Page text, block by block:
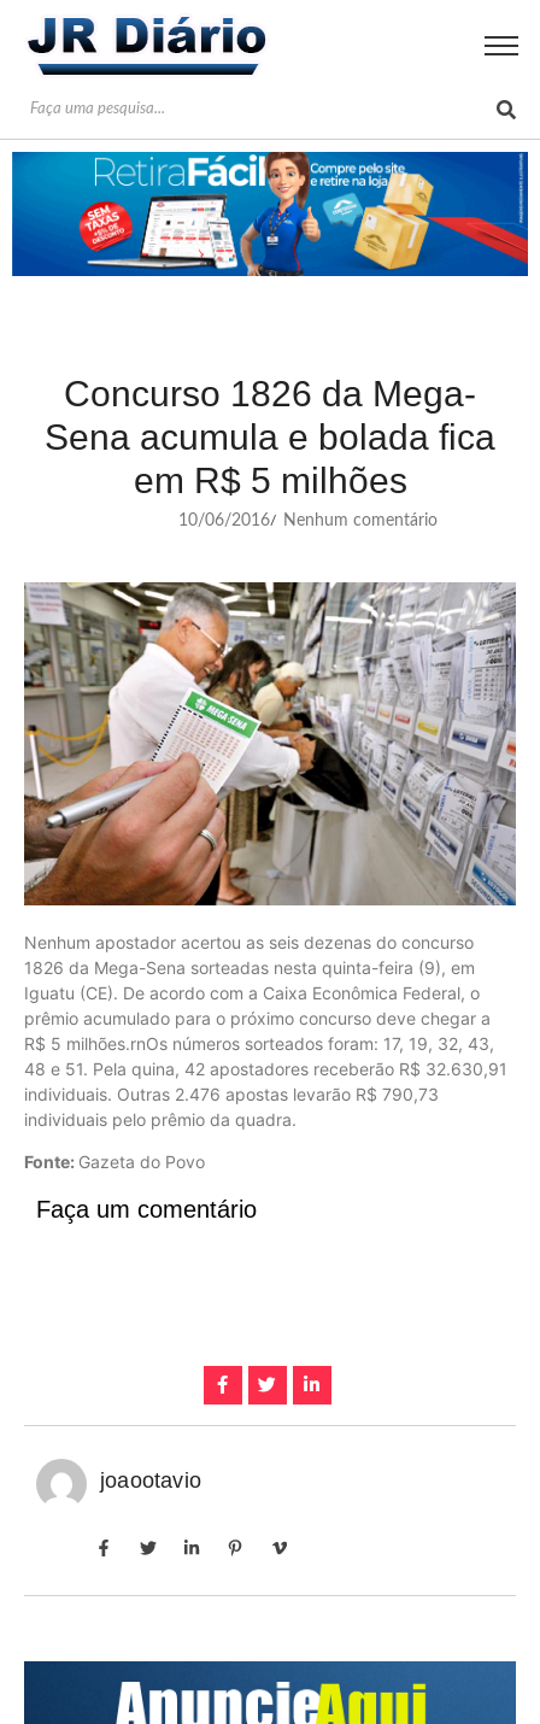
Concurso 1826 da Mega-
Sena acumula e bolada fica
em R$ 5 milhões
10/06/2016/ Nenhum comentário
Nenhum apostador acertou as seis dezenas do concurso
1826 da Mega-Sena sorteadas nesta quinta-feira (9), em
Iguatu (CE). De acordo com a Caixa Econômica Federal, o
prêmio acumulado para o próximo concurso deve chegar a
R$ 5 milhões.rnOs números sorteados foram: 17, 19, 32, 43,
48 e 51. Pela quina, 42 apostadores receberão R$ 32.630,91
individuais. Outras 2.476 apostas levarão R$ 790,73
individuais pelo prêmio da quadra.
Fonte: Gazeta do Povo
Faça um comentário
joaootavio